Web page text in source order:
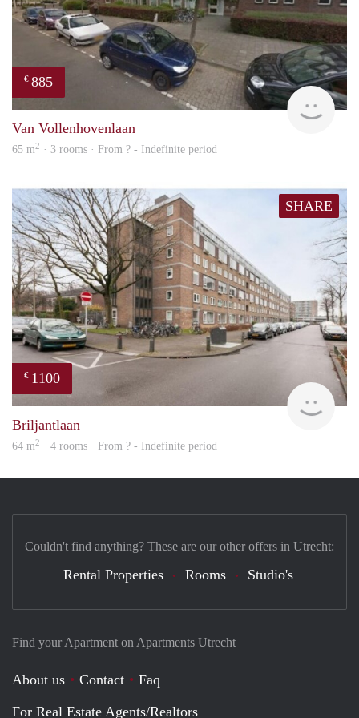
€ 885
Van Vollenhovenlaan
65 m2 · 3 rooms · From ? - Indefinite period
SHARE
€ 1100
Briljantlaan
64 m2 · 4 rooms · From ? - Indefinite period
Find your Apartment on Apartments Utrecht
About us Contact
Faq
For Real Estate Agents/Realtors
Couldn't find anything? These are our other offers in Utrecht:
Rental Properties Rooms Studio's